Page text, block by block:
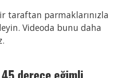
taraftan parmaklarınızla
Videoda bunu daha